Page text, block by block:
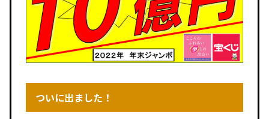
ついに出ました！